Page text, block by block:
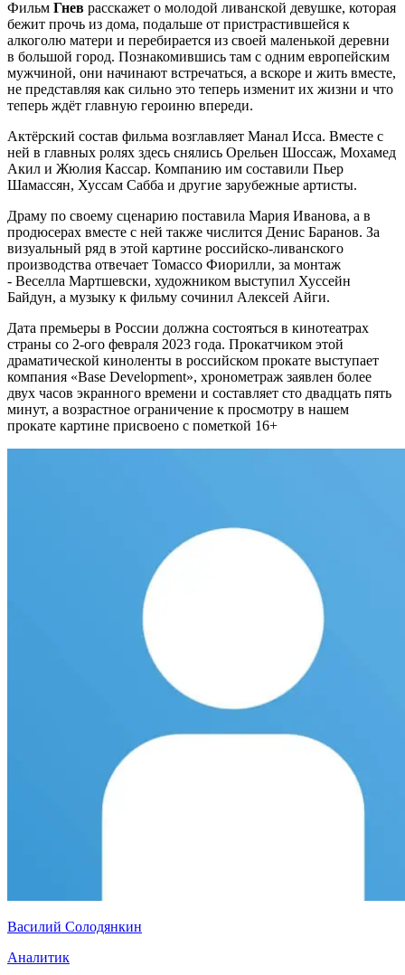
Фильм Гнев расскажет о молодой ливанской девушке, которая
бежит прочь из дома, подальше от пристрастившейся к
алкоголю матери и перебирается из своей маленькой деревни
в большой город. Познакомившись там с одним европейским
мужчиной, они начинают встречаться, а вскоре и жить вместе,
не представляя как сильно это теперь изменит их жизни и что
теперь ждёт главную героиню впереди.
Актёрский состав фильма возглавляет Манал Исса. Вместе с
ней в главных ролях здесь снялись Орельен Шоссаж, Мохамед
Акил и Жюлия Кассар. Компанию им составили Пьер
Шамассян, Хуссам Сабба и другие зарубежные артисты.
Драму по своему сценарию поставила Мария Иванова, а в
продюсерах вместе с ней также числится Денис Баранов. За
визуальный ряд в этой картине российско-ливанского
производства отвечает Томассо Фиорилли, за монтаж
- Веселла Мартшевски, художником выступил Хуссейн
Байдун, а музыку к фильму сочинил Алексей Айги.
Дата премьеры в России должна состояться в кинотеатрах
страны со 2-ого февраля 2023 года. Прокатчиком этой
драматической киноленты в российском прокате выступает
компания «Base Development», хронометраж заявлен более
двух часов экранного времени и составляет сто двадцать пять
минут, а возрастное ограничение к просмотру в нашем
прокате картине присвоено с пометкой 16+
Василий Солодянкин
Аналитик